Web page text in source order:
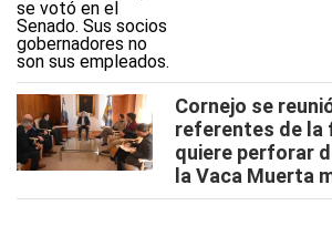
Cornejo se
referentes de la
quiere perforar
la Vaca Muerta